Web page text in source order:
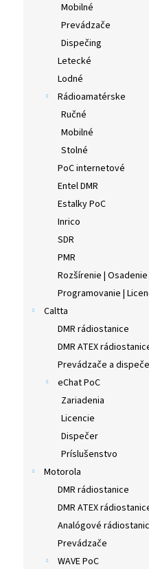
Mobilné
Prevádzače
Dispečing
Letecké
Lodné
Rádioamatérske
Ručné
Mobilné
Stolné
PoC internetové
Entel DMR
Estalky PoC
Inrico
SDR
PMR
Rozšírenie | Osadenie
Programovanie |
Caltta
DMR rádiostanice
DMR ATEX
Prevádzače a
eChat PoC
Zariadenia
Licencie
Dispečer
Príslušenstvo
Motorola
DMR rádiostanice
DMR ATEX
Analógové
Prevádzače
WAVE PoC